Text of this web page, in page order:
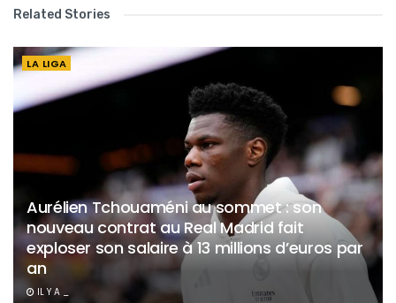
Related Stories
LA LIGA
Aurélien Tchouaméni au sommet : son
nouveau contrat au Real Madrid fait
exploser son salaire à 13 millions d’euros par
an
IL Y A _